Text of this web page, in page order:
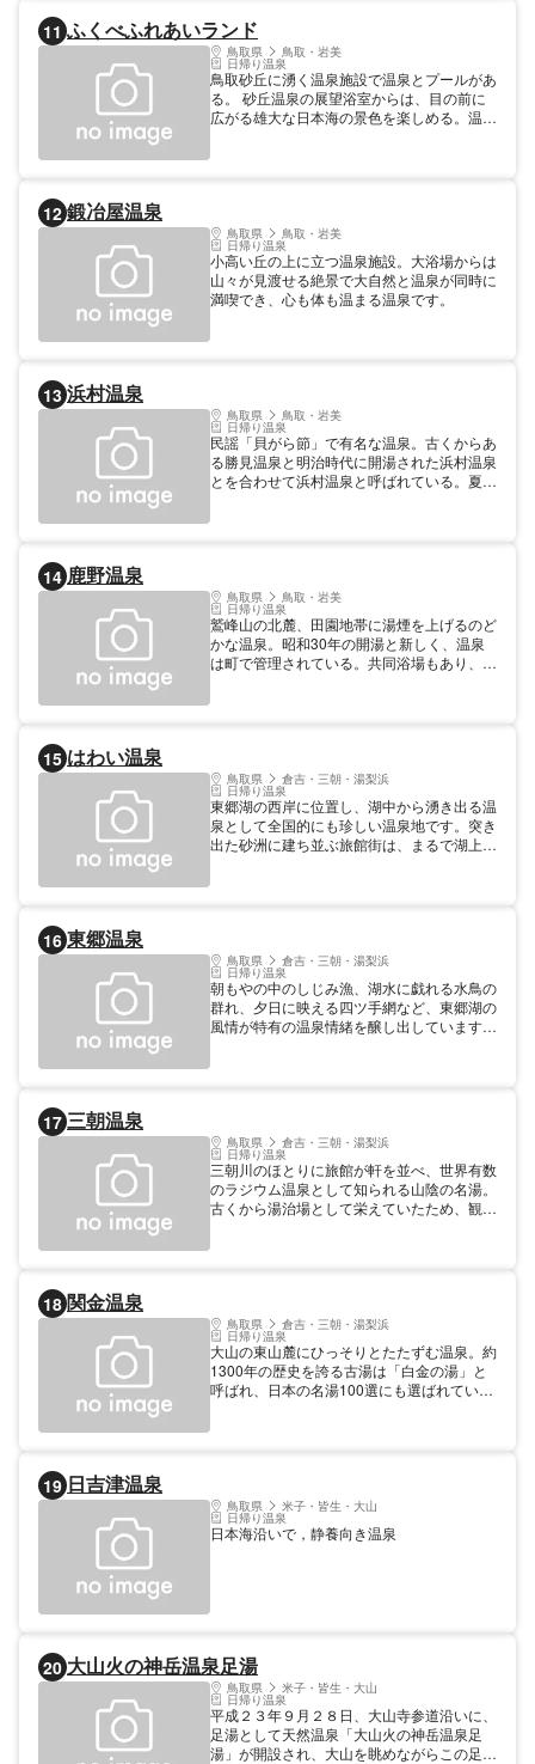
11 ふくべふれあいランド
鳥取県 鳥取・岩美
日帰り温泉
鳥取砂丘に湧く温泉施設で温泉とプールがあ
る。 砂丘温泉の展望浴室からは、目の前に
広がる雄大な日本海の景色を楽しめる。温水
12 鍛冶屋温泉
鳥取県 鳥取・岩美
日帰り温泉
小高い丘の上に立つ温泉施設。大浴場からは
山々が見渡せる絶景で大自然と温泉が同時に
満喫でき、心も体も温まる温泉です。
13 浜村温泉
鳥取県 鳥取・岩美
日帰り温泉
民謡「貝がら節」で有名な温泉。古くからあ
る勝見温泉と明治時代に開湯された浜村温泉
とを合わせて浜村温泉と呼ばれている。夏は
14 鹿野温泉
鳥取県 鳥取・岩美
日帰り温泉
鷲峰山の北麓、田園地帯に湯煙を上げるのど
かな温泉。昭和30年の開湯と新しく、温泉
は町で管理されている。共同浴場もあり、地
15 はわい温泉
鳥取県 倉吉・三朝・湯梨浜
日帰り温泉
東郷湖の西岸に位置し、湖中から湧き出る温
泉として全国的にも珍しい温泉地です。突き
出た砂洲に建ち並ぶ旅館街は、まるで湖上に
しまれる趣の異なる足湯を楽しむことができ
ます。(福禄寿の湯、恵比寿の湯、寿老人の
湯、弁財天の湯)足湯10:00-21:00。 【宿泊
情報】総定員：約1,500人、宿泊施設軒数：
11軒
16 東郷温泉
鳥取県 倉吉・三朝・湯梨浜
日帰り温泉
朝もやの中のしじみ漁、湖水に戯れる水鳥の
群れ、夕日に映える四ツ手網など、東郷湖の
風情が特有の温泉情緒を醸し出しています。
天の湯(ぱにーに湯梨浜店内・9:00-17:00)
17 三朝温泉
鳥取県 倉吉・三朝・湯梨浜
日帰り温泉
三朝川のほとりに旅館が軒を並べ、世界有数
のラジウム温泉として知られる山陰の名湯。
古くから湯治場として栄えていたため、観光
病などに効果があるとされている。
18 関金温泉
鳥取県 倉吉・三朝・湯梨浜
日帰り温泉
大山の東山麓にひっそりとたたずむ温泉。約
1300年の歴史を誇る古湯は「白金の湯」と
呼ばれ、日本の名湯100選にも選ばれてい
19 日吉津温泉
鳥取県 米子・皆生・大山
日帰り温泉
日本海沿いで，静養向き温泉
20 大山火の神岳温泉足湯
鳥取県 米子・皆生・大山
日帰り温泉
平成２３年９月２８日、大山寺参道沿いに、
足湯として天然温泉「大山火の神岳温泉足
湯」が開設され、大山を眺めながらこの足湯